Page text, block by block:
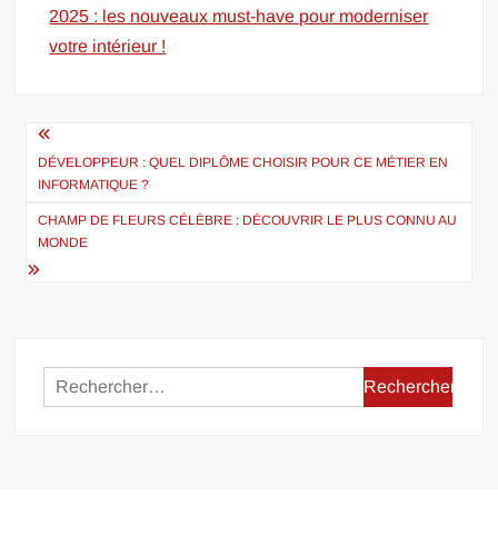
2025 : les nouveaux must-have pour moderniser
votre intérieur !
Navigation
de
l’article
DÉVELOPPEUR : QUEL DIPLÔME CHOISIR POUR CE MÉTIER EN
INFORMATIQUE ?
CHAMP DE FLEURS CÉLÈBRE : DÉCOUVRIR LE PLUS CONNU AU
MONDE
Rechercher :